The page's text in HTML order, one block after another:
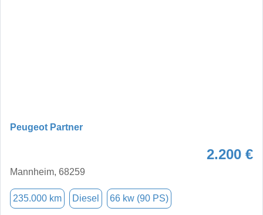
Peugeot Partner
2.200 €
Mannheim, 68259
235.000 km Diesel 66 kw (90 PS)